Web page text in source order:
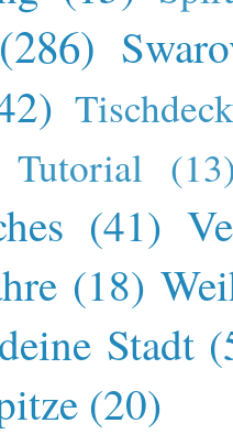
(286)
Tutorial
(41)
(18)
Stadt
(20)